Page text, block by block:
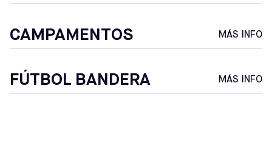
CAMPAMENTOS MÁS INFO
FÚTBOL BANDERA MÁS INFO